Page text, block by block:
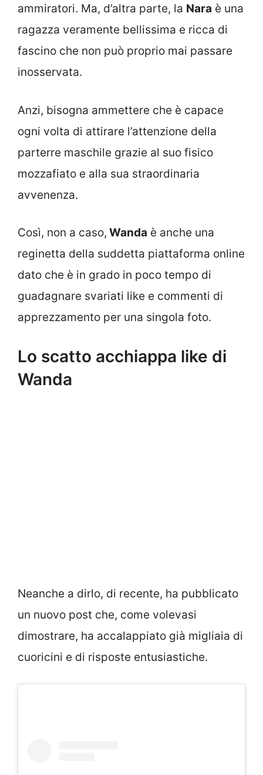
ammiratori. Ma, d’altra parte, la Nara è una
ragazza veramente bellissima e ricca di
fascino che non può proprio mai passare
inosservata.
Anzi, bisogna ammettere che è capace
ogni volta di attirare l’attenzione della
parterre maschile grazie al suo fisico
mozzafiato e alla sua straordinaria
avvenenza.
Così, non a caso, Wanda è anche una
reginetta della suddetta piattaforma online
dato che è in grado in poco tempo di
guadagnare svariati like e commenti di
apprezzamento per una singola foto.
Lo scatto acchiappa like di
Wanda
Neanche a dirlo, di recente, ha pubblicato
un nuovo post che, come volevasi
dimostrare, ha accalappiato già migliaia di
cuoricini e di risposte entusiastiche.